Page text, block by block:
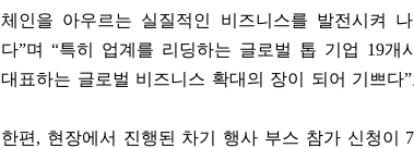
체인을 아우르는 실질적인 비즈니스를 발전시켜
다”며 “특히 업계를 리딩하는 글로벌 톱 기업 19개
대표하는 글로벌 비즈니스 확대의 장이 되어 기쁘다”
한편 , 현장에서 진행된 차기 행사 부스 참가 신청이